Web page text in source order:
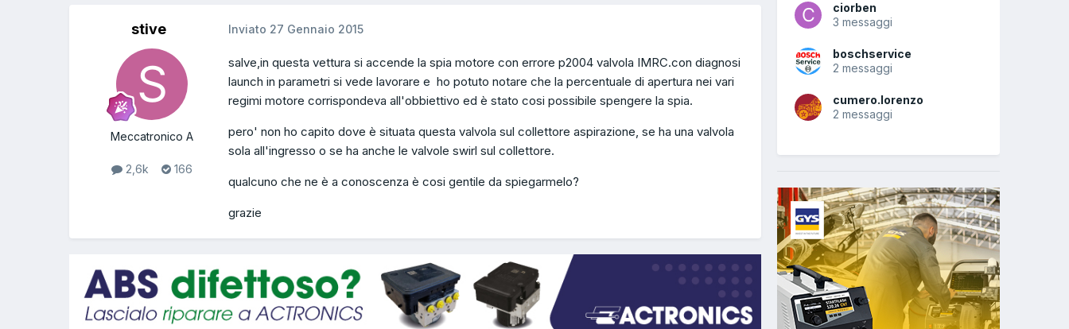
stive
Meccatronico A
2,6k 166
Inviato 27 Gennaio 2015
salve,in questa vettura si accende la spia motore con errore p2004 valvola IMRC.con diagnosi
launch in parametri si vede lavorare e ho potuto notare che la percentuale di apertura nei vari
regimi motore corrispondeva all'obbiettivo ed è stato cosi possibile spengere la spia.
pero' non ho capito dove è situata questa valvola sul collettore aspirazione, se ha una valvola
sola all'ingresso o se ha anche le valvole swirl sul collettore.
qualcuno che ne è a conoscenza è cosi gentile da spiegarmelo?
grazie
ciorben
3 messaggi
boschservice
2 messaggi
cumero.lorenzo
2 messaggi